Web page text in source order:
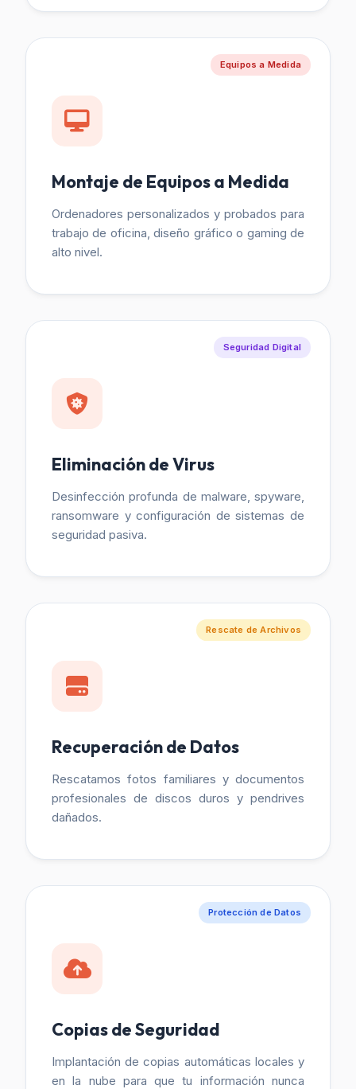
Equipos a Medida
Montaje de Equipos a Medida
Ordenadores personalizados y probados para
trabajo de oficina, diseño gráfico o gaming de
alto nivel.
Seguridad Digital
Eliminación de Virus
Desinfección profunda de malware, spyware,
ransomware y configuración de sistemas de
seguridad pasiva.
Rescate de Archivos
Recuperación de Datos
Rescatamos fotos familiares y documentos
profesionales de discos duros y pendrives
dañados.
Protección de Datos
Copias de Seguridad
Implantación de copias automáticas locales y
en la nube para que tu información nunca